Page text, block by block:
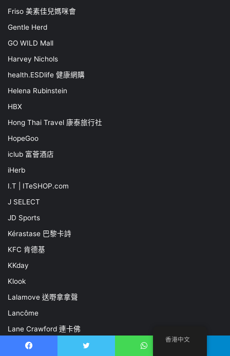
Friso 美素佳兒媽咪會
Gentle Herd
GO WILD Mall
Harvey Nichols
health.ESDlife 健康網購
Helena Rubinstein
HBX
Hong Thai Travel 康泰旅行社
HopeGoo
iclub 富薈酒店
iHerb
I.T | ITeSHOP.com
J SELECT
JD Sports
Kérastase 巴黎卡詩
KFC 肯德基
KKday
Klook
Lalamove 送嘢拿拿聲
Lancôme
Lane Crawford 連卡佛
Lenovo 聯想
香港中文